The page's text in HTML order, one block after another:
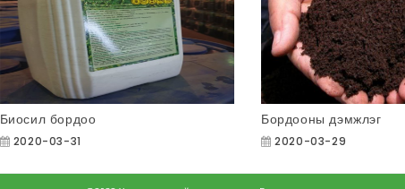
Биосил бордоо
2020-03-31
Бордооны дэмжлэг
2020-03-29